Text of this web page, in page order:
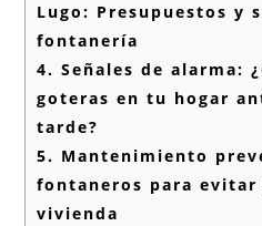
Lugo: Presupuestos y
fontanería
4. Señales de alarma:
goteras en tu hogar
tarde?
5. Mantenimiento
fontaneros para
vivienda